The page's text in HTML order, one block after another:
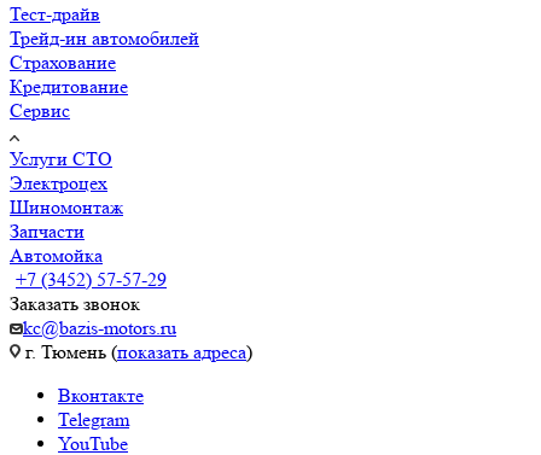
Тест-драйв
Трейд-ин автомобилей
Страхование
Кредитование
Сервис
Услуги СТО
Электроцех
Шиномонтаж
Запчасти
Автомойка
+7 (3452) 57-57-29
Заказать звонок
kc@bazis-motors.ru
г. Тюмень (показать адреса)
Вконтакте
Telegram
YouTube